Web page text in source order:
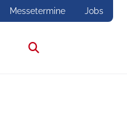
Messetermine Jobs